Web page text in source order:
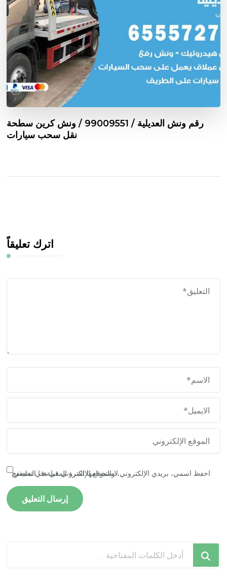
رقم ونش العديلية / 99009551‬ / ونش كرين سطحة
نقل سحب سيارات
اترك تعليقاً
احفظ اسمي، بريدي الإلكتروني، والموقع الإلكتروني في هذا المتصفح لاستخدامها المرة المقبلة في تعليقي.
تبحث